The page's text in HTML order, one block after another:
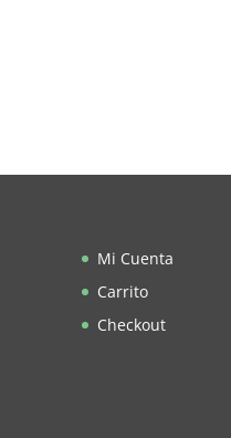
Mi Cuenta
Carrito
Checkout